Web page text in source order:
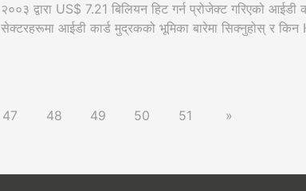
२००३ द्वारा US$ 7.21 बिलियन हिट गर्न प्रोजेक्ट गरिएको आईडी
सेक्टरहरूमा आईडी कार्ड मुद्रकको भूमिका बारेमा सिक्नुहोस् र
47 48 49 50 51 »